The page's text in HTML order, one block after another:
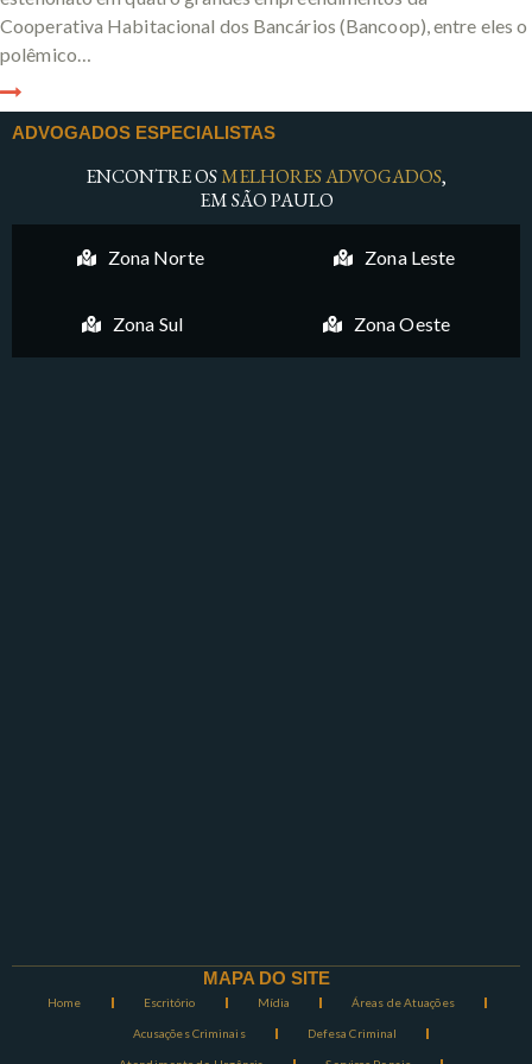
Cooperativa Habitacional dos Bancários (Bancoop), entre eles o
polêmico…
ADVOGADOS ESPECIALISTAS
ENCONTRE OSMELHORES ADVOGADOS,
EM SÃO PAULO
Zona Norte Zona Leste
Zona Sul Zona Oeste
MAPA DO SITE
Home Escritório Mídia Áreas de Atuações
Acusações Criminais Defesa Criminal